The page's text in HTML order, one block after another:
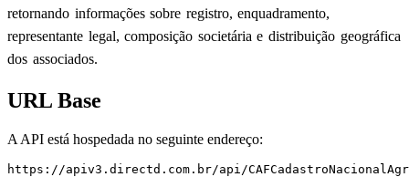
retornando informações sobre registro, enquadramento,
representante legal, composição societária e distribuição geográfica
dos associados.
URL Base
A API está hospedada no seguinte endereço:
https://apiv3.directd.com.br/api/